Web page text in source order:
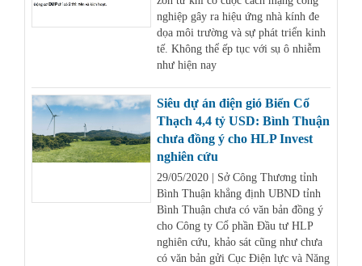
nghiệp gây ra hiệu ứng nhà kính đe
dọa môi trường và sự phát triển kinh
tế. Không thể ếp tục với sụ ô nhiễm
như hiện nay
Siêu dự án điện gió Biển Cổ
Thạch 4,4 tỷ USD: Bình Thuận
chưa đồng ý cho HLP Invest
nghiên cứu
29/05/2020 | Sở Công Thương tỉnh
Bình Thuận khẳng định UBND tỉnh
Bình Thuận chưa có văn bản đồng ý
cho Công ty Cổ phần Đầu tư HLP
nghiên cứu, khảo sát cũng như chưa
có văn bản gửi Cục Điện lực và Năng